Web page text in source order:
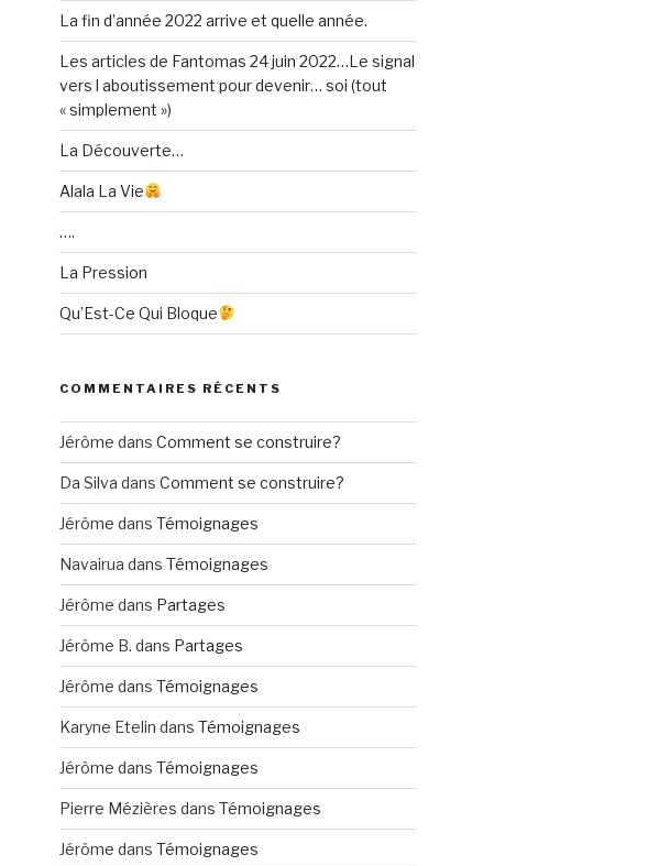
La fin d’année 2022 arrive et quelle année.
Les articles de Fantomas 24 juin 2022…Le signal
vers l aboutissement pour devenir… soi (tout
« simplement »)
La Découverte…
Alala La Vie
….
La Pression
Qu’Est-Ce Qui Bloque
COMMENTAIRES RÉCENTS
Jérôme dans Comment se construire?
Da Silva dans Comment se construire?
Jérôme dans Témoignages
Navairua dans Témoignages
Jérôme dans Partages
Jérôme B. dans Partages
Jérôme dans Témoignages
Karyne Etelin dans Témoignages
Jérôme dans Témoignages
Pierre Mézières dans Témoignages
Jérôme dans Témoignages